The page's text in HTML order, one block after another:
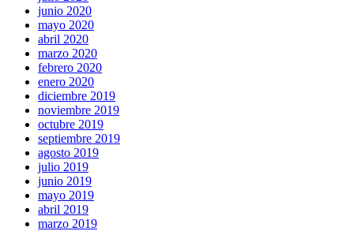
junio 2020
mayo 2020
abril 2020
marzo 2020
febrero 2020
enero 2020
diciembre 2019
noviembre 2019
octubre 2019
septiembre 2019
agosto 2019
julio 2019
junio 2019
mayo 2019
abril 2019
marzo 2019